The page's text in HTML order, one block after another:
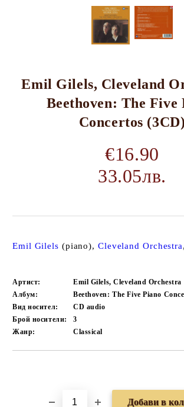
Emil Gilels, Cleveland
Beethoven: The Five
Concertos (3CD)
€16.90
33.05лв.
Emil Gilels (piano), Cleveland Orchestra,
Артист:
Emil Gilels, Cleveland Orchestra
Албум:
Beethoven: The Five Piano
Вид носител:
CD audio
Брой носители:
3
Жанр:
Classical